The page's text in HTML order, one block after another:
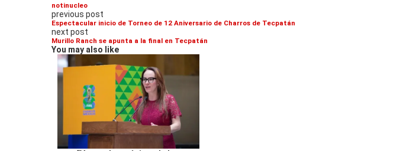
notinucleo
previous post
Espectacular inicio de Torneo de 12 Aniversario de Charros de Tecpatán
next post
Murillo Ranch se apunta a la final en Tecpatán
You may also like